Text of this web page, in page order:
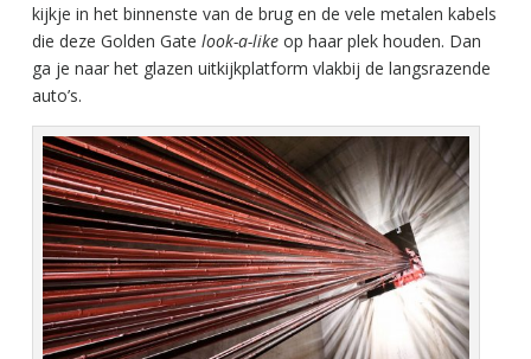
kijkje in het binnenste van de brug en de vele metalen kabels
die deze Golden Gate look-a-likeop haar plek houden. Dan
ga je naar het glazen uitkijkplatform vlakbij de langsrazende
auto’s.